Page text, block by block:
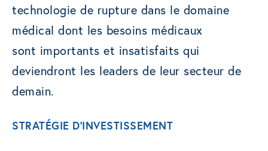
technologie de rupture dans le domaine
médical dont les besoins médicaux
sont importants et insatisfaits qui
deviendront les leaders de leur secteur de
demain.
STRATÉGIE D’INVESTISSEMENT